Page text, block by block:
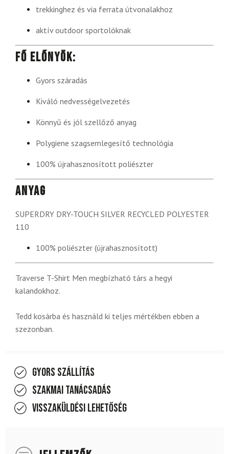
trekkinghez és via ferrata útvonalakhoz
aktív outdoor sportolóknak
Fő előnyök:
Gyors száradás
Kiváló nedvességelvezetés
Könnyű és jól szellőző anyag
Polygiene szagsemlegesítő technológia
100% újrahasznosított poliészter
Anyag
SUPERDRY DRY-TOUCH SILVER RECYCLED POLYESTER
110
100% poliészter (újrahasznosított)
Traverse T-Shirt Men megbízható társ a hegyi
kalandokhoz.
Tedd kosárba és használd ki teljes mértékben ebben a
szezonban.
Gyors szállítás
Szakmai tanácsadás
Visszaküldési lehetőség